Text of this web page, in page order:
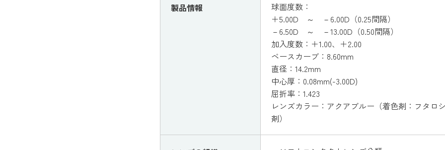
製品情報
球面度数：
＋5.00D ～ －6.00D（0.25間隔）
－6.50D ～ －13.00D（0.50間隔）
加入度数：＋1.00、＋2.00
ベースカーブ：8.60mm
直径：14.2mm
中心厚：0.08mm(-3.00D)
屈折率：1.423
レンズカラー：アクアブルー（着色剤：フタロ
剤）